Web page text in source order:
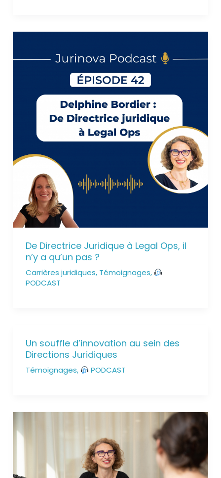
De Directrice Juridique à Legal Ops, il
n’y a qu’un pas ?
Carrières juridiques, Témoignages,
PODCAST
Un souffle d’innovation au sein des
Directions Juridiques
Témoignages, PODCAST